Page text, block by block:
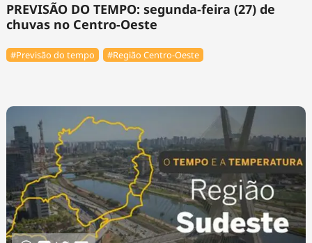
PREVISÃO DO TEMPO: segunda-feira (27) de
chuvas no Centro-Oeste
#Previsão do tempo #Região Centro-Oeste